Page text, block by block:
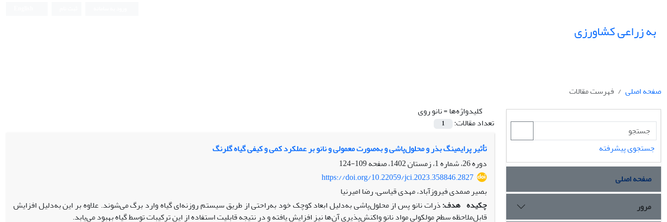
به زراعی کشاورزی
صفحه اصلی
فهرست مقالات
کلیدواژه‌ها =نانو روی
تعداد مقالات:
1
تأثیر پرایمینگ بذر و محلول‌پاشی و به‌صورت معمولی و نانو بر عملکرد کمی و کیفی گیاه گلرنگ
دوره 26، شماره 1، زمستان 1402، صفحه
109-124
https://doi.org/10.22059/jci.2023.358846.2827
بصیر صمدی فیروزآباد، مهدی قیاسی، رضا امیرنیا
چکیده هدف:ذرات نانو پس از محلول‌پاشی به‌دلیل ابعاد کوچک خود به‌راحتی از طریق سیستم روزنه‌ای گیاه وارد برگ می‌شوند. علاوه بر این به‌دلیل افزایش
قابل‌ملاحظه سطح مولکولی مواد نانو واکنش‌پذیری آن‌ها نیز افزایش یافته و در نتیجه قابلیت استفاده از این ترکیبات توسط گیاه بهبود می‌یابد.
جستجوی پیشرفته
صفحه اصلی
مرور